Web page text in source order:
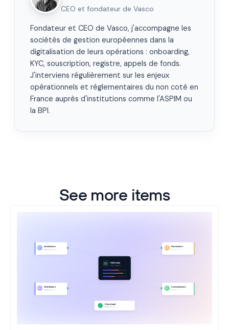
CEO et fondateur de Vasco
Fondateur et CEO de Vasco, j'accompagne les
sociétés de gestion européennes dans la
digitalisation de leurs opérations : onboarding,
KYC, souscription, registre, appels de fonds.
J'interviens régulièrement sur les enjeux
opérationnels et réglementaires du non coté en
France auprès d'institutions comme l'ASPIM ou
la BPI.
See more items